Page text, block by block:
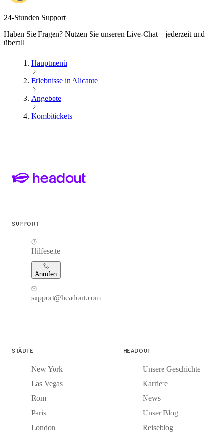
24-Stunden Support
Haben Sie Fragen? Nutzen Sie unseren Live-Chat – jederzeit und
überall
Hauptmenü
Erlebnisse in Alicante
Angebote
Kombitickets
SUPPORT
Hilfeseite
Anrufen
support@headout.com
STÄDTE
New York
Las Vegas
Rom
Paris
London
HEADOUT
Unsere Geschichte
Karriere
News
Unser Blog
Reiseblog